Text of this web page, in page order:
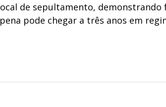
de sepultamento,
pode chegar a três anos em